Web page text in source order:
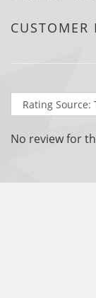
CUSTOMER
No review for